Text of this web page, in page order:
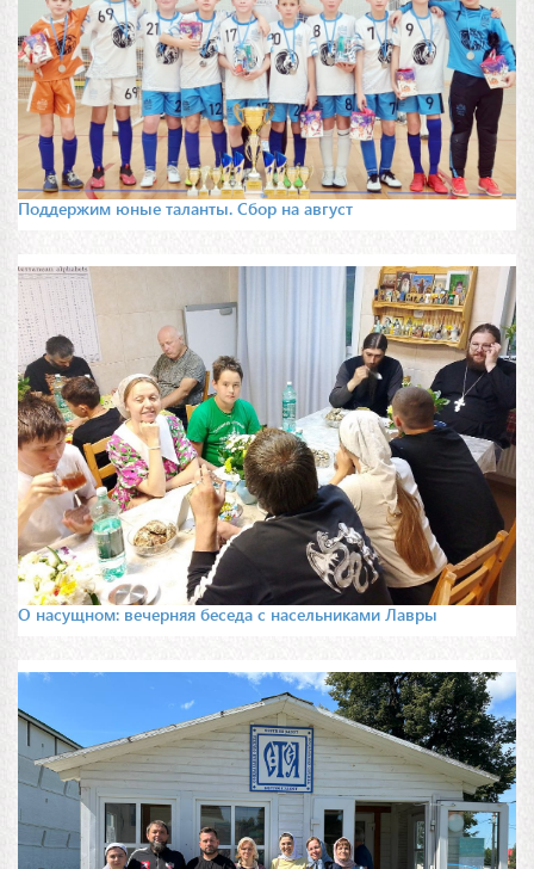
Поддержим юные таланты. Сбор на август
О насущном: вечерняя беседа с насельниками Лавры